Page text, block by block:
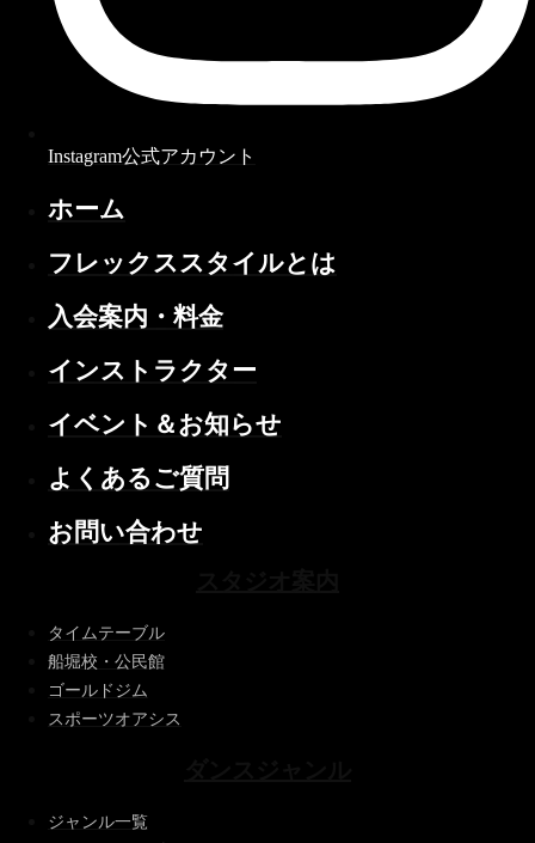
Instagram公式アカウント
ホーム
フレックススタイルとは
入会案内・料金
インストラクター
イベント＆お知らせ
よくあるご質問
お問い合わせ
タイムテーブル
船堀校・公民館
ゴールドジム
スポーツオアシス
ジャンル一覧